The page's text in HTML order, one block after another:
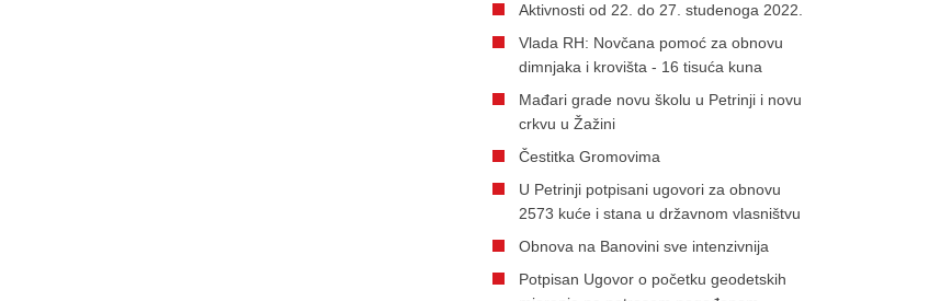
Aktivnosti od 22. do 27. studenoga 2022.
Vlada RH: Novčana pomoć za obnovu
dimnjaka i krovišta - 16 tisuća kuna
Mađari grade novu školu u Petrinji i novu
crkvu u Žažini
Čestitka Gromovima
U Petrinji potpisani ugovori za obnovu
2573 kuće i stana u državnom vlasništvu
Obnova na Banovini sve intenzivnija
Potpisan Ugovor o početku geodetskih